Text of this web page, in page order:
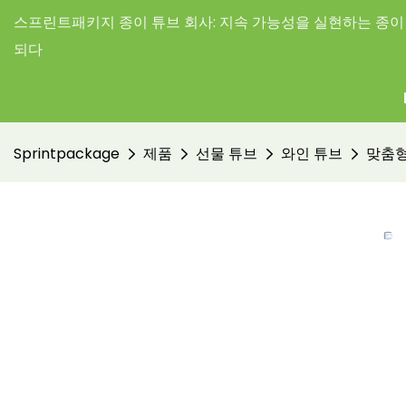
스프린트패키지 종이 튜브 회사: 지속 가능성을 실현하는 종
되다
Sprintpackage 제품 선물 튜브 와인 튜브 맞춤